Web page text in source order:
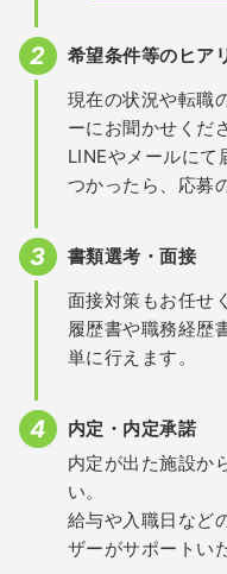
希望条件等のヒア
現在の状況や転職
ーにお聞かせくだ
LINEやメールにて
つかったら、応募
書類選考・面接
面接対策もお任せ
履歴書や職務経歴
単に行えます。
内定・内定承諾
内定が出た施設か
い。
給与や入職日など
ザーがサポートい